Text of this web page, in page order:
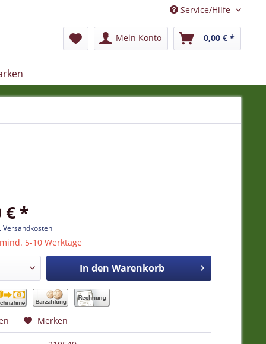
Service/Hilfe
Mein Konto 0,00 € *
€ *
Versandkosten
5-10 Werktage
In den Warenkorb
Merken